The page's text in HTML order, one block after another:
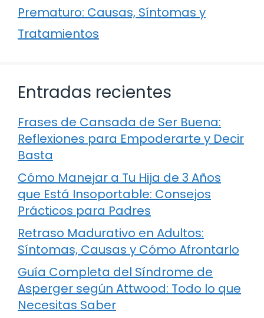
Prematuro: Causas, Síntomas y
Tratamientos
Entradas recientes
Frases de Cansada de Ser Buena:
Reflexiones para Empoderarte y Decir
Basta
Cómo Manejar a Tu Hija de 3 Años
que Está Insoportable: Consejos
Prácticos para Padres
Retraso Madurativo en Adultos:
Síntomas, Causas y Cómo Afrontarlo
Guía Completa del Síndrome de
Asperger según Attwood: Todo lo que
Necesitas Saber